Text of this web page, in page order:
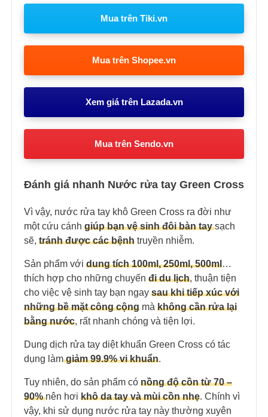
Mua trên Tiki.vn
Mua trên Shopee.vn
Xem giá trên Lazada.vn
Mua trên Sendo.vn
Đánh giá nhanh Nước rửa tay Green Cross
Vì vậy, nước rửa tay khô Green Cross ra đời như
một cứu cánh giúp bạn vệ sinh đôi bàn tay sạch
sẽ, tránh được các bệnh truyền nhiễm.
Sản phẩm với dung tích 100ml, 250ml, 500ml…
thích hợp cho những chuyến đi du lịch, thuận tiện
cho việc vệ sinh tay bạn ngay sau khi tiếp xúc với
những bề mặt công cộng mà không cần rửa lại
bằng nước, rất nhanh chóng và tiện lợi.
Dung dịch rửa tay diệt khuẩn Green Cross có tác
dụng làmgiảm 99.9% vi khuẩn.
Tuy nhiên, do sản phẩm có nồng độ cồn từ 70 –
90% nên hơi khô da tay và mùi cồn nhẹ. Chính vì
vậy, khi sử dụng nước rửa tay này thường xuyên